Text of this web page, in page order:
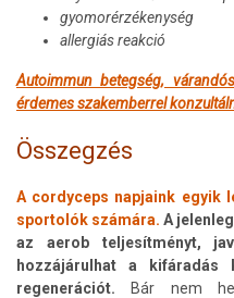
gyomorérzékenység
allergiás reakció
Autoimmun betegség,
érdemes szakemberrel
Összegzés
A cordyceps napjaink egyik
sportolók számára. A
az aerob teljesítményt,
hozzájárulhat a kifáradás
regenerációt.
Bár nem